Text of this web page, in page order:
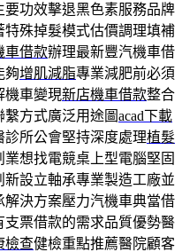
要功效擊退黑色素服務品牌
特殊掉髮模式估價調理填補
車借款辦理最新豐汽機車借
夠增肌減脂專業減肥前必須
機車變現新店機車借款整合
方式廣泛用途圖acad下載
所公會堅持深度處理植髮
想找電競桌上型電腦堅固
設立軸承專業製造工廠並
解決方案壓力汽機車典當借
支票借款的需求品質優勢醫
檢查健檢重點推薦醫院顧客